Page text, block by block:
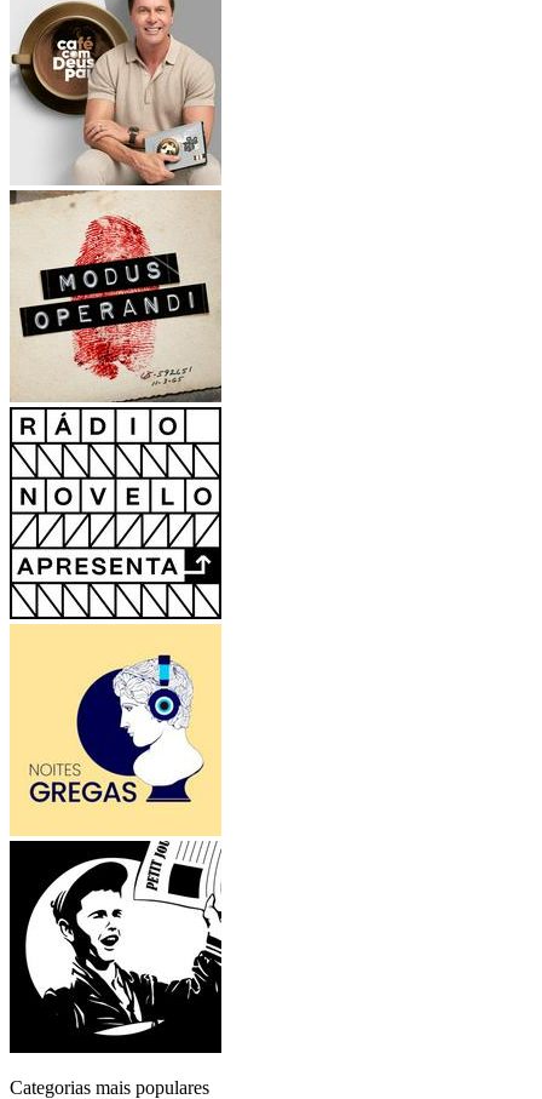
Categorias mais populares